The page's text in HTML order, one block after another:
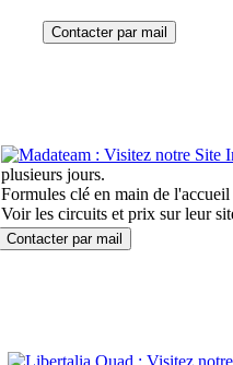
plusieurs jours.
Formules clé en main de
Voir les circuits et prix sur leur